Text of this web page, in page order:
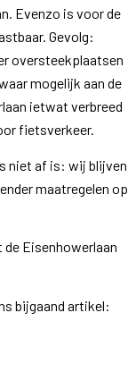
Evenzo is voor de
Gevolg:
oversteekplaatsen
mogelijk aan de
ietwat verbreed
fietsverkeer.
niet af is: wij blijven
maatregelen op
de Eisenhowerlaan
bijgaand artikel: